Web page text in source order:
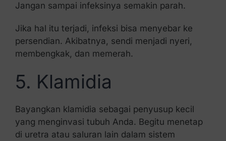
Jangan sampai infeksinya semakin parah.
Jika hal itu terjadi, infeksi bisa menyebar ke
persendian. Akibatnya, sendi menjadi nyeri,
membengkak, dan memerah.
5. Klamidia
Bayangkan klamidia sebagai penyusup kecil
yang menginvasi tubuh Anda. Begitu menetap
di uretra atau saluran lain dalam sistem